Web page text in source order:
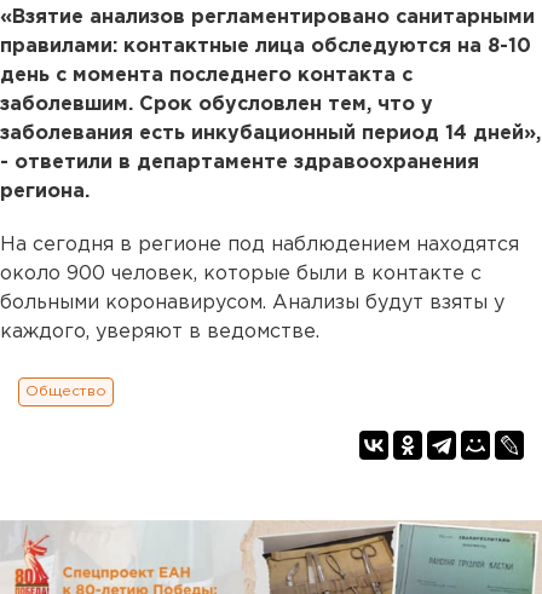
«Взятие анализов регламентировано санитарными
правилами: контактные лица обследуются на 8-10
день с момента последнего контакта с
заболевшим. Срок обусловлен тем, что у
заболевания есть инкубационный период 14 дней»,
- ответили в департаменте здравоохранения
региона.
На сегодня в регионе под наблюдением находятся
около 900 человек, которые были в контакте с
больными коронавирусом. Анализы будут взяты у
каждого, уверяют в ведомстве.
Общество